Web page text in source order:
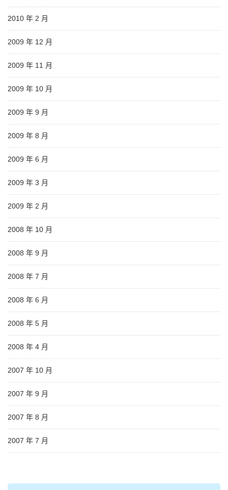
2010 年 2 月
2009 年 12 月
2009 年 11 月
2009 年 10 月
2009 年 9 月
2009 年 8 月
2009 年 6 月
2009 年 3 月
2009 年 2 月
2008 年 10 月
2008 年 9 月
2008 年 7 月
2008 年 6 月
2008 年 5 月
2008 年 4 月
2007 年 10 月
2007 年 9 月
2007 年 8 月
2007 年 7 月